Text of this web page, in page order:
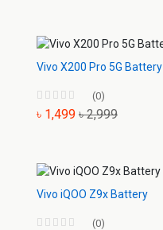
Vivo X200 Pro 5G Battery
(0)
৳ 1,499 ৳ 2,999
Vivo iQOO Z9x Battery
(0)